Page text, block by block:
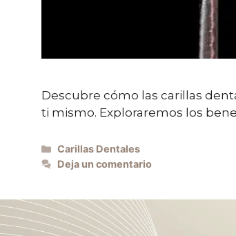
Descubre cómo las carillas
ti mismo. Exploraremos los
Carillas Dentales
Deja un comentario